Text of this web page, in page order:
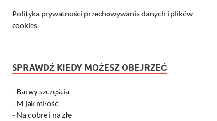
Polityka prywatności przechowywania danych i plików
cookies
SPRAWDŹ KIEDY MOŻESZ OBEJRZEĆ
- Barwy szczęścia
- M jak miłość
- Na dobre i na złe